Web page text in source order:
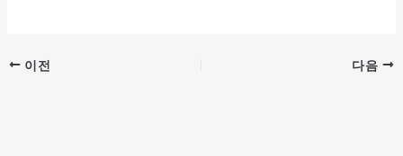
이전 다음